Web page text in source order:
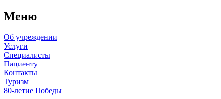
Меню
Об учреждении
Услуги
Специалисты
Пациенту
Контакты
Туризм
80-летие Победы